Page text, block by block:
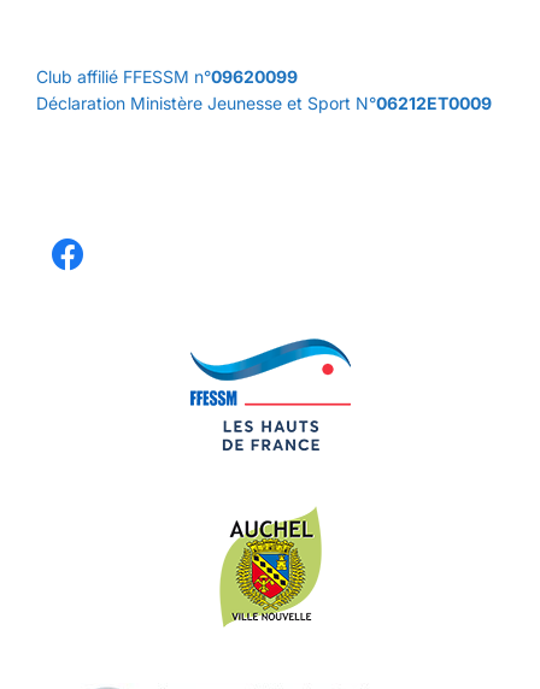
Club affilié FFESSM n°09620099
Déclaration Ministère Jeunesse et Sport N°06212ET0009